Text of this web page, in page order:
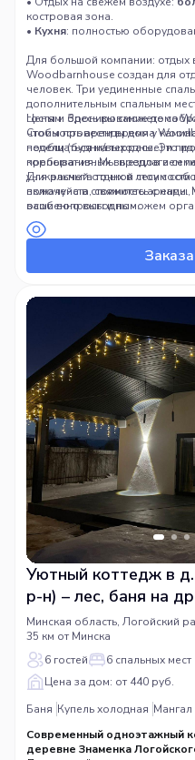
костровая зона.
• Кухня: полностью
Для большой компании: отдых
Woodbarnhouse создан для
человек. Три уединенные
дополнительным спальным
гостям. Здесь вы сможете
чтобы провести время у
пообщаться на террасе. Это
корпоративных выездов и
Цены и бронирование дома
Стоимость аренды дома
недели (будни/выходные) и
пребывания. Мы предлагаем
уникальный отдых в лесу с
включена в стоимость
особенно выгодным.
Для расчета точной
пожалуйста, свяжитесь с
ваши вопросы и поможем
Woodbarnhouse — доме с
Уютный коттедж в
р-н) – лес, баня на
Минская область, Логойский
35 км от Минска
6 гостей
6 спальных мест
Цена за дом: от 440 руб.
Баня Купель холодная Мангал
Современный одноэтажный
деревне Знаменка